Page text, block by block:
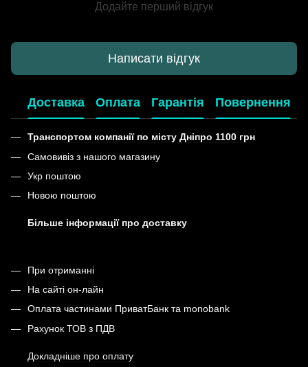
Додайте перший відгук
Написати відгук
Доставка Оплата Гарантія Повернення
Транспортом компанії по місту Дніпро 1100 грн
Самовивіз з нашого магазину
Укр поштою
Новою поштою
Більше інформації про доставку
При отриманні
На сайті он-лайн
Оплата частинами ПриватБанк та monobank
Рахунок ТОВ з ПДВ
Докладніше про оплату